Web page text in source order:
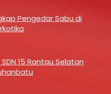
Pengedar Sabu di
15 Rantau Selatan